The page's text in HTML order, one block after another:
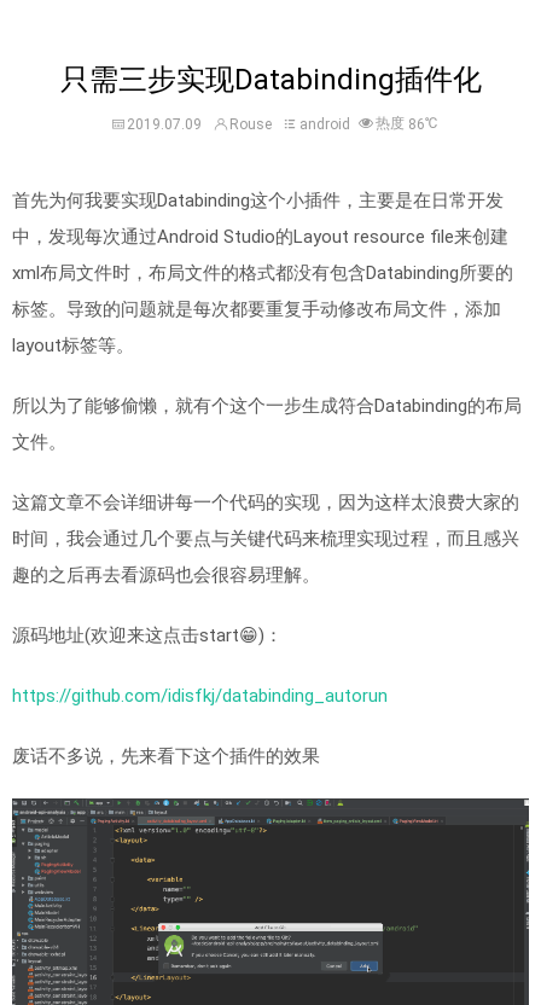
只需三步实现Databinding插件化
2019.07.09 Rouse android 热度 86℃
首先为何我要实现Databinding这个小插件，主要是在日常开发
中，发现每次通过Android Studio的Layout resource file来创建
xml布局文件时，布局文件的格式都没有包含Databinding所要的
标签。导致的问题就是每次都要重复手动修改布局文件，添加
layout标签等。
所以为了能够偷懒，就有个这个一步生成符合Databinding的布局
文件。
这篇文章不会详细讲每一个代码的实现，因为这样太浪费大家的
时间，我会通过几个要点与关键代码来梳理实现过程，而且感兴
趣的之后再去看源码也会很容易理解。
源码地址(欢迎来这点击start😁)：
https://github.com/idisfkj/databinding_autorun
废话不多说，先来看下这个插件的效果